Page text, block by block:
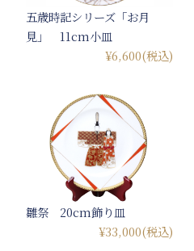
五歳時記シリーズ「お月
見」 11cm小皿
¥6,600(税込)
雛祭 20cm飾り皿
¥33,000(税込)